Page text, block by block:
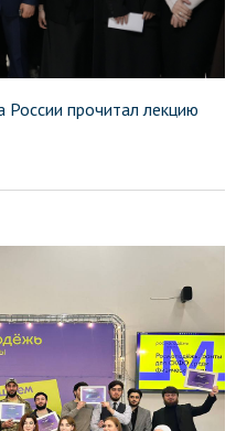
прочитал лекцию